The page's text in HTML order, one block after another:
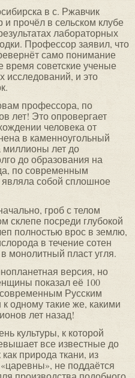
в с. Ржавчик
прочёл в сельском клубе
лабораторных
Профессор заявил, что
само понимание
советские ученые
исследований, и это
профессора, по
лет! Это опровергает
человека от
в каменноугольный
миллионы лет до
до образования на
по современным
собой сплошное
гроб с телом
склепе посреди глубокой
полностью врос в землю,
в течение сотен
монолитный пласт угля.
версия, но
показал её 100
Русским
одному такие же, какими
лет назад!
культуры, к которой
все известные до
природа ткани, из
не поддаётся